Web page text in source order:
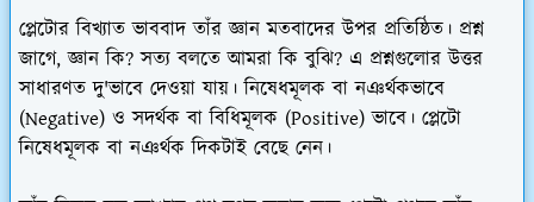
প্লেটোর বিখ্যাত ভাববাদ তাঁর জ্ঞান মতবাদের উপর প্রতিষ্ঠিত। প্রশ্ন
জাগে, জ্ঞান কি? সত্য বলতে আমরা কি বুঝি? এ প্রশ্নগুলোর উত্তর
সাধারণত দু'ভাবে দেওয়া যায়। নিষেধমূলক বা নঞর্থকভাবে
(Negative) ও সদর্থক বা বিধিমূলক (Positive) ভাবে। প্লেটো
নিষেধমূলক বা নঞর্থক দিকটাই বেছে নেন।